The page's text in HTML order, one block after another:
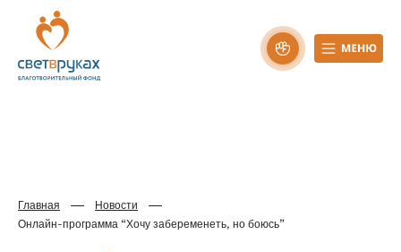
Главная
Новости
Онлайн-программа “Хочу забеременеть, но боюсь”